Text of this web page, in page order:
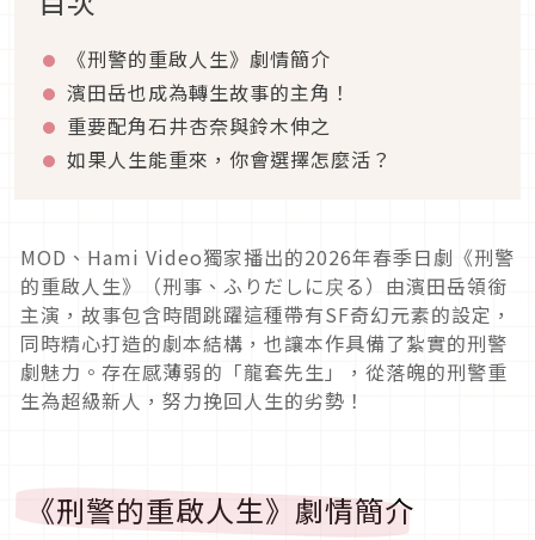
《刑警的重啟人生》劇情簡介
濱田岳也成為轉生故事的主角！
重要配角石井杏奈與鈴木伸之
如果人生能重來，你會選擇怎麼活？
MOD 、 Hami Video獨家播出的2026年春季日劇《刑警
的重啟人生》（刑事、ふりだしに戻る）由濱田岳領銜
主演，故事包含時間跳躍這種帶有SF奇幻元素的設定，
同時精心打造的劇本結構，也讓本作具備了紮實的刑警
劇魅力。存在感薄弱的「龍套先生」，從落魄的刑警重
生為超級新人，努力挽回人生的劣勢！
《刑警的重啟人生》劇情簡介